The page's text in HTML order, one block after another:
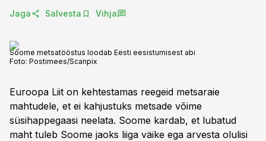
Jaga Salvesta Vihja
Soome metsatööstus loodab Eesti eesistumisest abi
Foto: Postimees/Scanpix
Euroopa Liit on kehtestamas reegeid metsaraie
mahtudele, et ei kahjustuks metsade võime
süsihappegaasi neelata. Soome kardab, et lubatud
maht tuleb Soome jaoks liiga väike ega arvesta olulisi